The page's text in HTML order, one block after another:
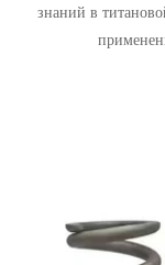
знаний в